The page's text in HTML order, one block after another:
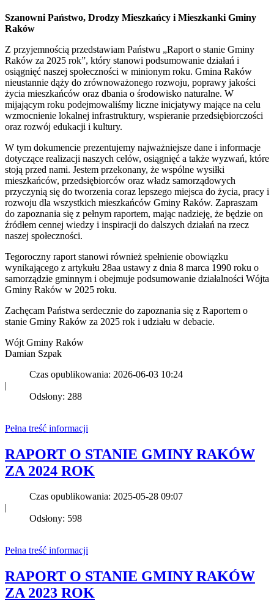
Szanowni Państwo, Drodzy Mieszkańcy i Mieszkanki Gminy
Raków
Z przyjemnością przedstawiam Państwu „Raport o stanie Gminy
Raków za 2025 rok”, który stanowi podsumowanie działań i
osiągnięć naszej społeczności w minionym roku. Gmina Raków
nieustannie dąży do zrównoważonego rozwoju, poprawy jakości
życia mieszkańców oraz dbania o środowisko naturalne. W
mijającym roku podejmowaliśmy liczne inicjatywy mające na celu
wzmocnienie lokalnej infrastruktury, wspieranie przedsiębiorczości
oraz rozwój edukacji i kultury.
W tym dokumencie prezentujemy najważniejsze dane i informacje
dotyczące realizacji naszych celów, osiągnięć a także wyzwań, które
stoją przed nami. Jestem przekonany, że wspólne wysiłki
mieszkańców, przedsiębiorców oraz władz samorządowych
przyczynią się do tworzenia coraz lepszego miejsca do życia, pracy i
rozwoju dla wszystkich mieszkańców Gminy Raków. Zapraszam
do zapoznania się z pełnym raportem, mając nadzieję, że będzie on
źródłem cennej wiedzy i inspiracji do dalszych działań na rzecz
naszej społeczności.
Tegoroczny raport stanowi również spełnienie obowiązku
wynikającego z artykułu 28aa ustawy z dnia 8 marca 1990 roku o
samorządzie gminnym i obejmuje podsumowanie działalności Wójta
Gminy Raków w 2025 roku.
Zachęcam Państwa serdecznie do zapoznania się z Raportem o
stanie Gminy Raków za 2025 rok i udziału w debacie.
Wójt Gminy Raków
Damian Szpak
Czas opublikowania: 2026-06-03 10:24
|
Odsłony: 288
Pełna treść informacji
RAPORT O STANIE GMINY RAKÓW
ZA 2024 ROK
Czas opublikowania: 2025-05-28 09:07
|
Odsłony: 598
Pełna treść informacji
RAPORT O STANIE GMINY RAKÓW
ZA 2023 ROK